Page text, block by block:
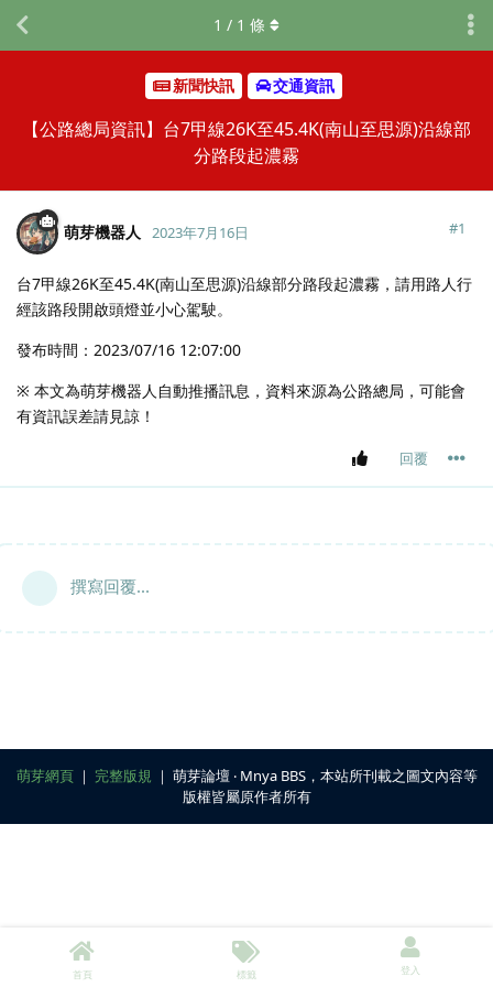
新聞快訊 交通資訊
【公路總局資訊】台7甲線26K至45.4K(南山至思源)沿線部
分路段起濃霧
1 / 1 條
萌芽機器人 2023年7月16日 #1
台7甲線26K至45.4K(南山至思源)沿線部分路段起濃霧，請用路人行
經該路段開啟頭燈並小心駕駛。
發布時間：2023/07/16 12:07:00
※ 本文為萌芽機器人自動推播訊息，資料來源為公路總局，可能會
有資訊誤差請見諒！
回覆
撰寫回覆...
萌芽網頁｜ 完整版規 ｜ 萌芽論壇 ‧ Mnya BBS，本站所刊載之圖文內容等
版權皆屬原作者所有
首頁 標籤 登入